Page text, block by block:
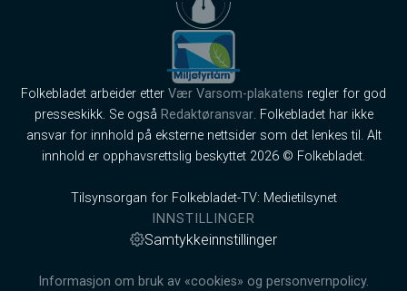
Folkebladet arbeider etter Vær Varsom-plakatens regler for god
presseskikk. Se også Redaktøransvar. Folkebladet har ikke
ansvar for innhold på eksterne nettsider som det lenkes til. Alt
innhold er opphavsrettslig beskyttet 2026 © Folkebladet.
Tilsynsorgan for Folkebladet-TV: Medietilsynet
INNSTILLINGER
Samtykkeinnstillinger
Informasjon om bruk av «cookies» og personvernpolicy.